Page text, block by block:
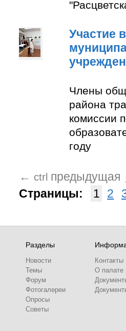
Участие
Члены
района
комиссии
году
← ctrl предыдущая
Страницы:
1 2
Разделы
Новости
Темы
Форум
Фотогалереи
Опросы
Советы
Контакты
О палате